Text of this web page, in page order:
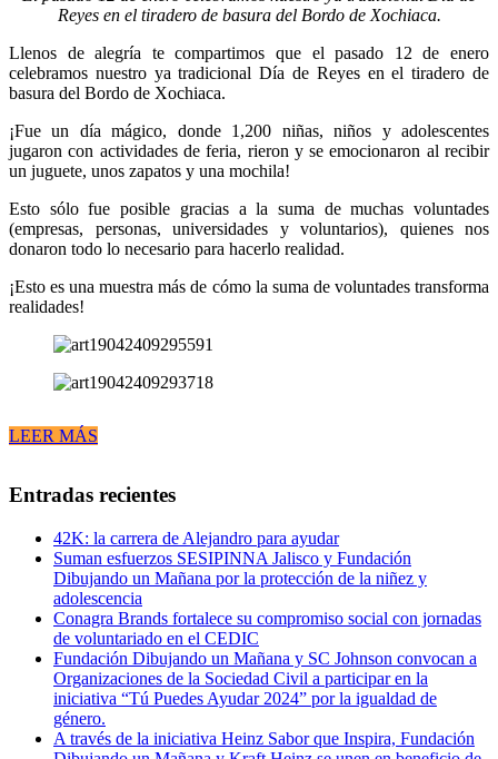
Reyes en el tiradero de basura del Bordo de Xochiaca.
Llenos de alegría te compartimos que el pasado 12 de enero
celebramos nuestro ya tradicional Día de Reyes en el tiradero de
basura del Bordo de Xochiaca.
¡Fue un día mágico, donde 1,200 niñas, niños y adolescentes
jugaron con actividades de feria, rieron y se emocionaron al recibir
un juguete, unos zapatos y una mochila!
Esto sólo fue posible gracias a la suma de muchas voluntades
(empresas, personas, universidades y voluntarios), quienes nos
donaron todo lo necesario para hacerlo realidad.
¡Esto es una muestra más de cómo la suma de voluntades transforma
realidades!
LEER MÁS
Entradas recientes
42K: la carrera de Alejandro para ayudar
Suman esfuerzos SESIPINNA Jalisco y Fundación
Dibujando un Mañana por la protección de la niñez y
adolescencia
Conagra Brands fortalece su compromiso social con jornadas
de voluntariado en el CEDIC
Fundación Dibujando un Mañana y SC Johnson convocan a
Organizaciones de la Sociedad Civil a participar en la
iniciativa “Tú Puedes Ayudar 2024” por la igualdad de
género.
A través de la iniciativa Heinz Sabor que Inspira, Fundación